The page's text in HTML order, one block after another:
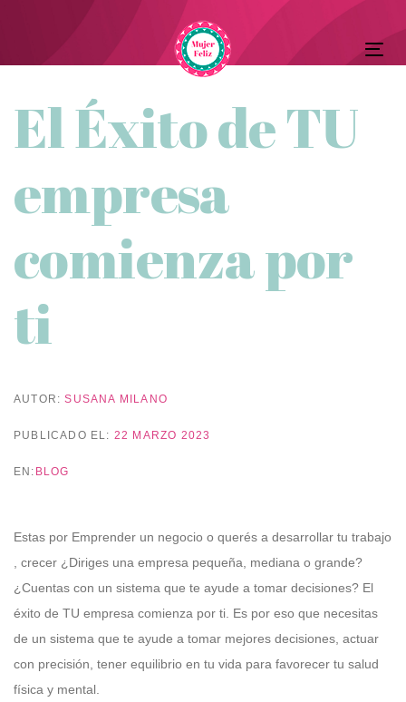
Skip
links
primary
SkipEl Éxito de TU
empresa
comienza por
ti
AUTOR:SUSANA MILANO
PUBLICADO EL: 22 MARZO 2023
EN: BLOG
Estas por Emprender un negocio o querés a desarrollar tu trabajo
, crecer ¿Diriges una empresa pequeña, mediana o grande?
¿Cuentas con un sistema que te ayude a tomar decisiones? El
éxito de TU empresa comienza por ti. Es por eso que necesitas
de un sistema que te ayude a tomar mejores decisiones, actuar
con precisión, tener equilibrio en tu vida para favorecer tu salud
física y mental.
Post
navigation